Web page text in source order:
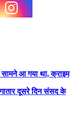
सामने आ गया था, क्राइम
दूसरे दिन संसद के